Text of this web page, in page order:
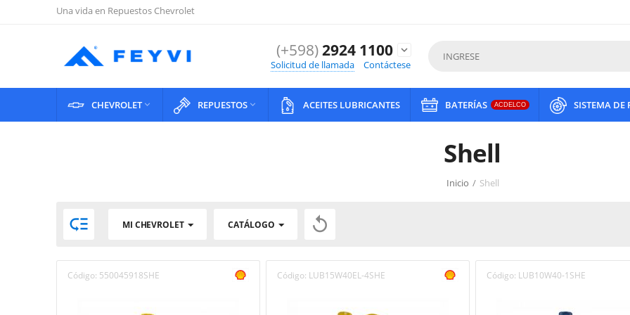
Una vida en Repuestos Chevrolet
(+598)2924 1100
expand_more
Solicitud de llamada
Contáctese
CHEVROLET REPUESTOS  ACEITES LUBRICANTES BATERÍAS ACDELCO SISTEMA DE
Shell
Inicio / Shell
 MI CHEVROLET CATÁLOGO 
Código: 550045918SHE Código: LUB15W40EL-4SHE Código: LUB10W40-1SHE